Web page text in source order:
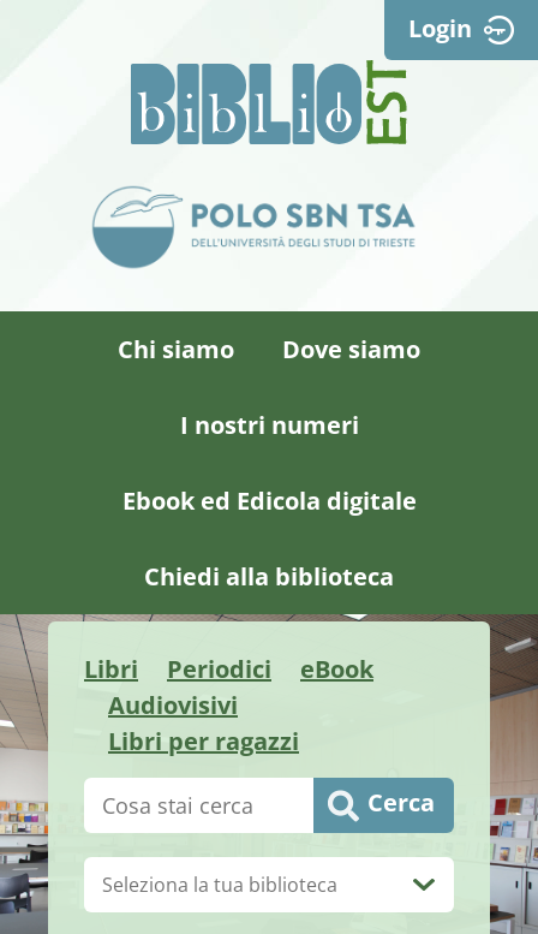
Login
Chi siamo Dove siamo
I nostri numeri
Ebook ed Edicola digitale
Chiedi alla biblioteca
Libri Periodici
eBook
Audiovisivi
Libri per ragazzi
Cerca su "Catalogo" Cerca
Biblioteca: